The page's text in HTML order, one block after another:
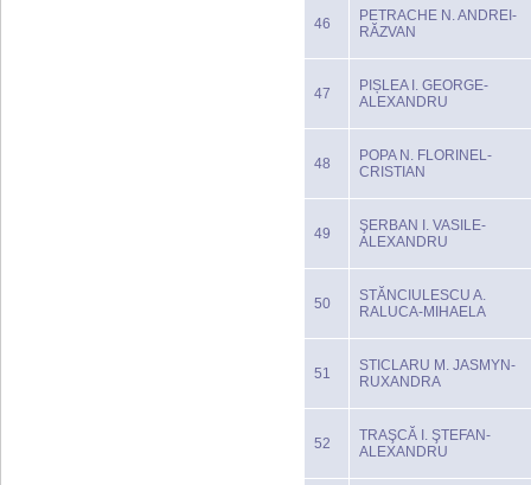
46
PETRACHE N. ANDREI-
RĂZVAN
47
PIȘLEA I. GEORGE-
ALEXANDRU
48
POPA N. FLORINEL-
CRISTIAN
49
ŞERBAN I. VASILE-
ALEXANDRU
50
STĂNCIULESCU A.
RALUCA-MIHAELA
51
STICLARU M. JASMYN-
RUXANDRA
52
TRAŞCĂ I. ŞTEFAN-
ALEXANDRU